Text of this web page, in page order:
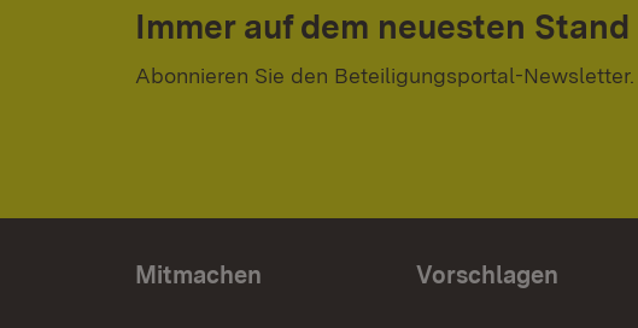
Immer auf dem neuesten Stand
Abonnieren Sie den Beteiligungsportal-Newsletter.
Mitmachen Vorschlagen